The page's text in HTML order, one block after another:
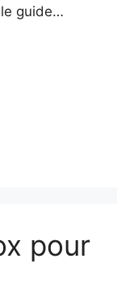
guide…
pour